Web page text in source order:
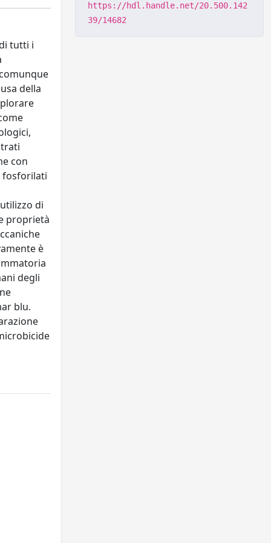
tutti i
della
con
fosforilati
di
proprietà
è
degli
blu.
https://hdl.handle.net/20.500.142
39/14682